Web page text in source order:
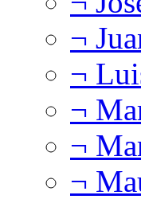
¬
¬
¬
¬
¬